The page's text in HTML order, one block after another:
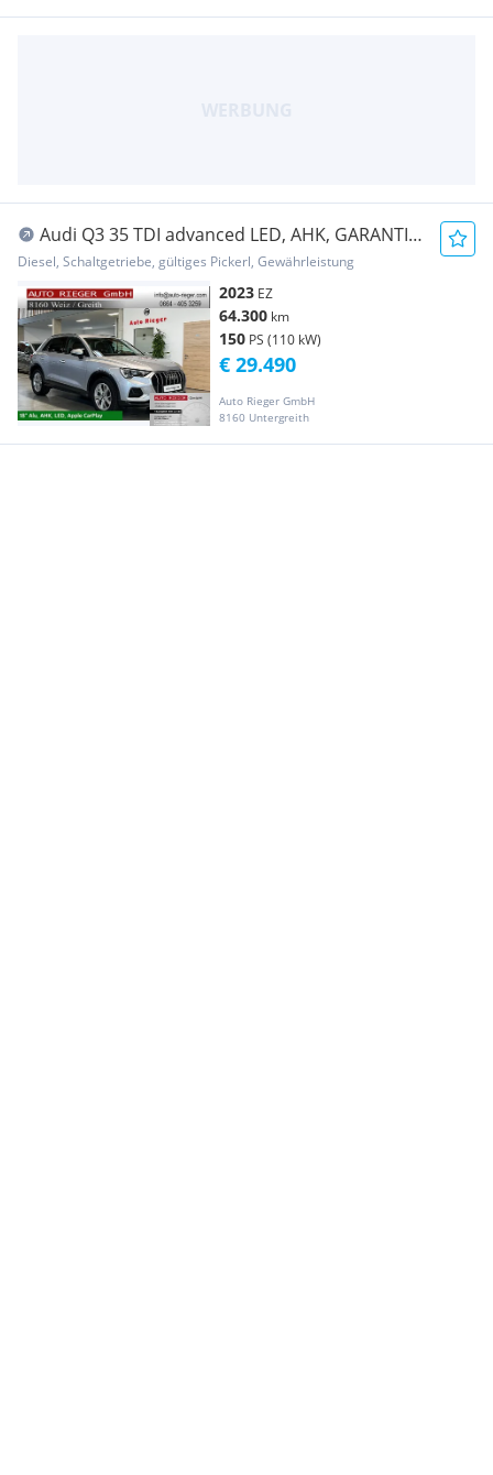
Audi Q3 35 TDI advanced LED, AHK, GARANTIE,
Keyless,
Diesel, Schaltgetriebe, gültiges Pickerl, Gewährleistung
2023 EZ
64.300 km
150 PS (110 kW)
Auto Rieger GmbH
8160 Untergreith
€ 29.490